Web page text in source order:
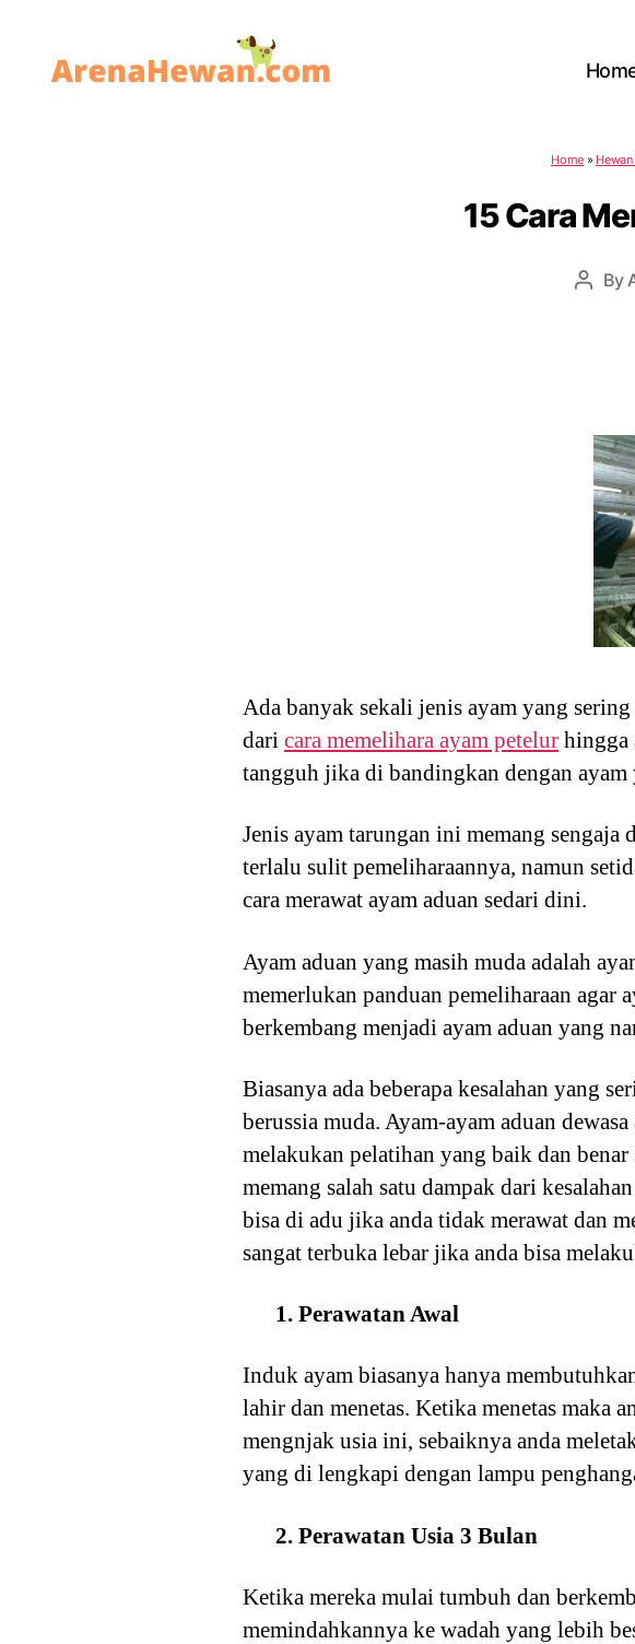
Home»
15 Cara
Post
By
Ada banyak sekali jenis ayam yang
dari cara memelihara ayam petelur hingga
tangguh jika di bandingkan dengan ayam
Jenis ayam tarungan ini memang
terlalu sulit pemeliharaannya, namun
cara merawat ayam aduan sedari dini.
Ayam aduan yang masih muda adalah
memerlukan panduan pemeliharaan agar
berkembang menjadi ayam aduan yang
Biasanya ada beberapa kesalahan yang
berussia muda. Ayam-ayam aduan
melakukan pelatihan yang baik dan
memang salah satu dampak dari
bisa di adu jika anda tidak merawat dan
sangat terbuka lebar jika anda bisa
1. Perawatan Awal
Induk ayam biasanya hanya
lahir dan menetas. Ketika menetas maka
mengnjak usia ini, sebaiknya anda
yang di lengkapi dengan lampu
2. Perawatan Usia 3 Bulan
Ketika mereka mulai tumbuh dan
memindahkannya ke wadah yang lebih